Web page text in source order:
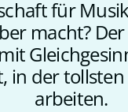
für
macht?
in der
arbeiten.